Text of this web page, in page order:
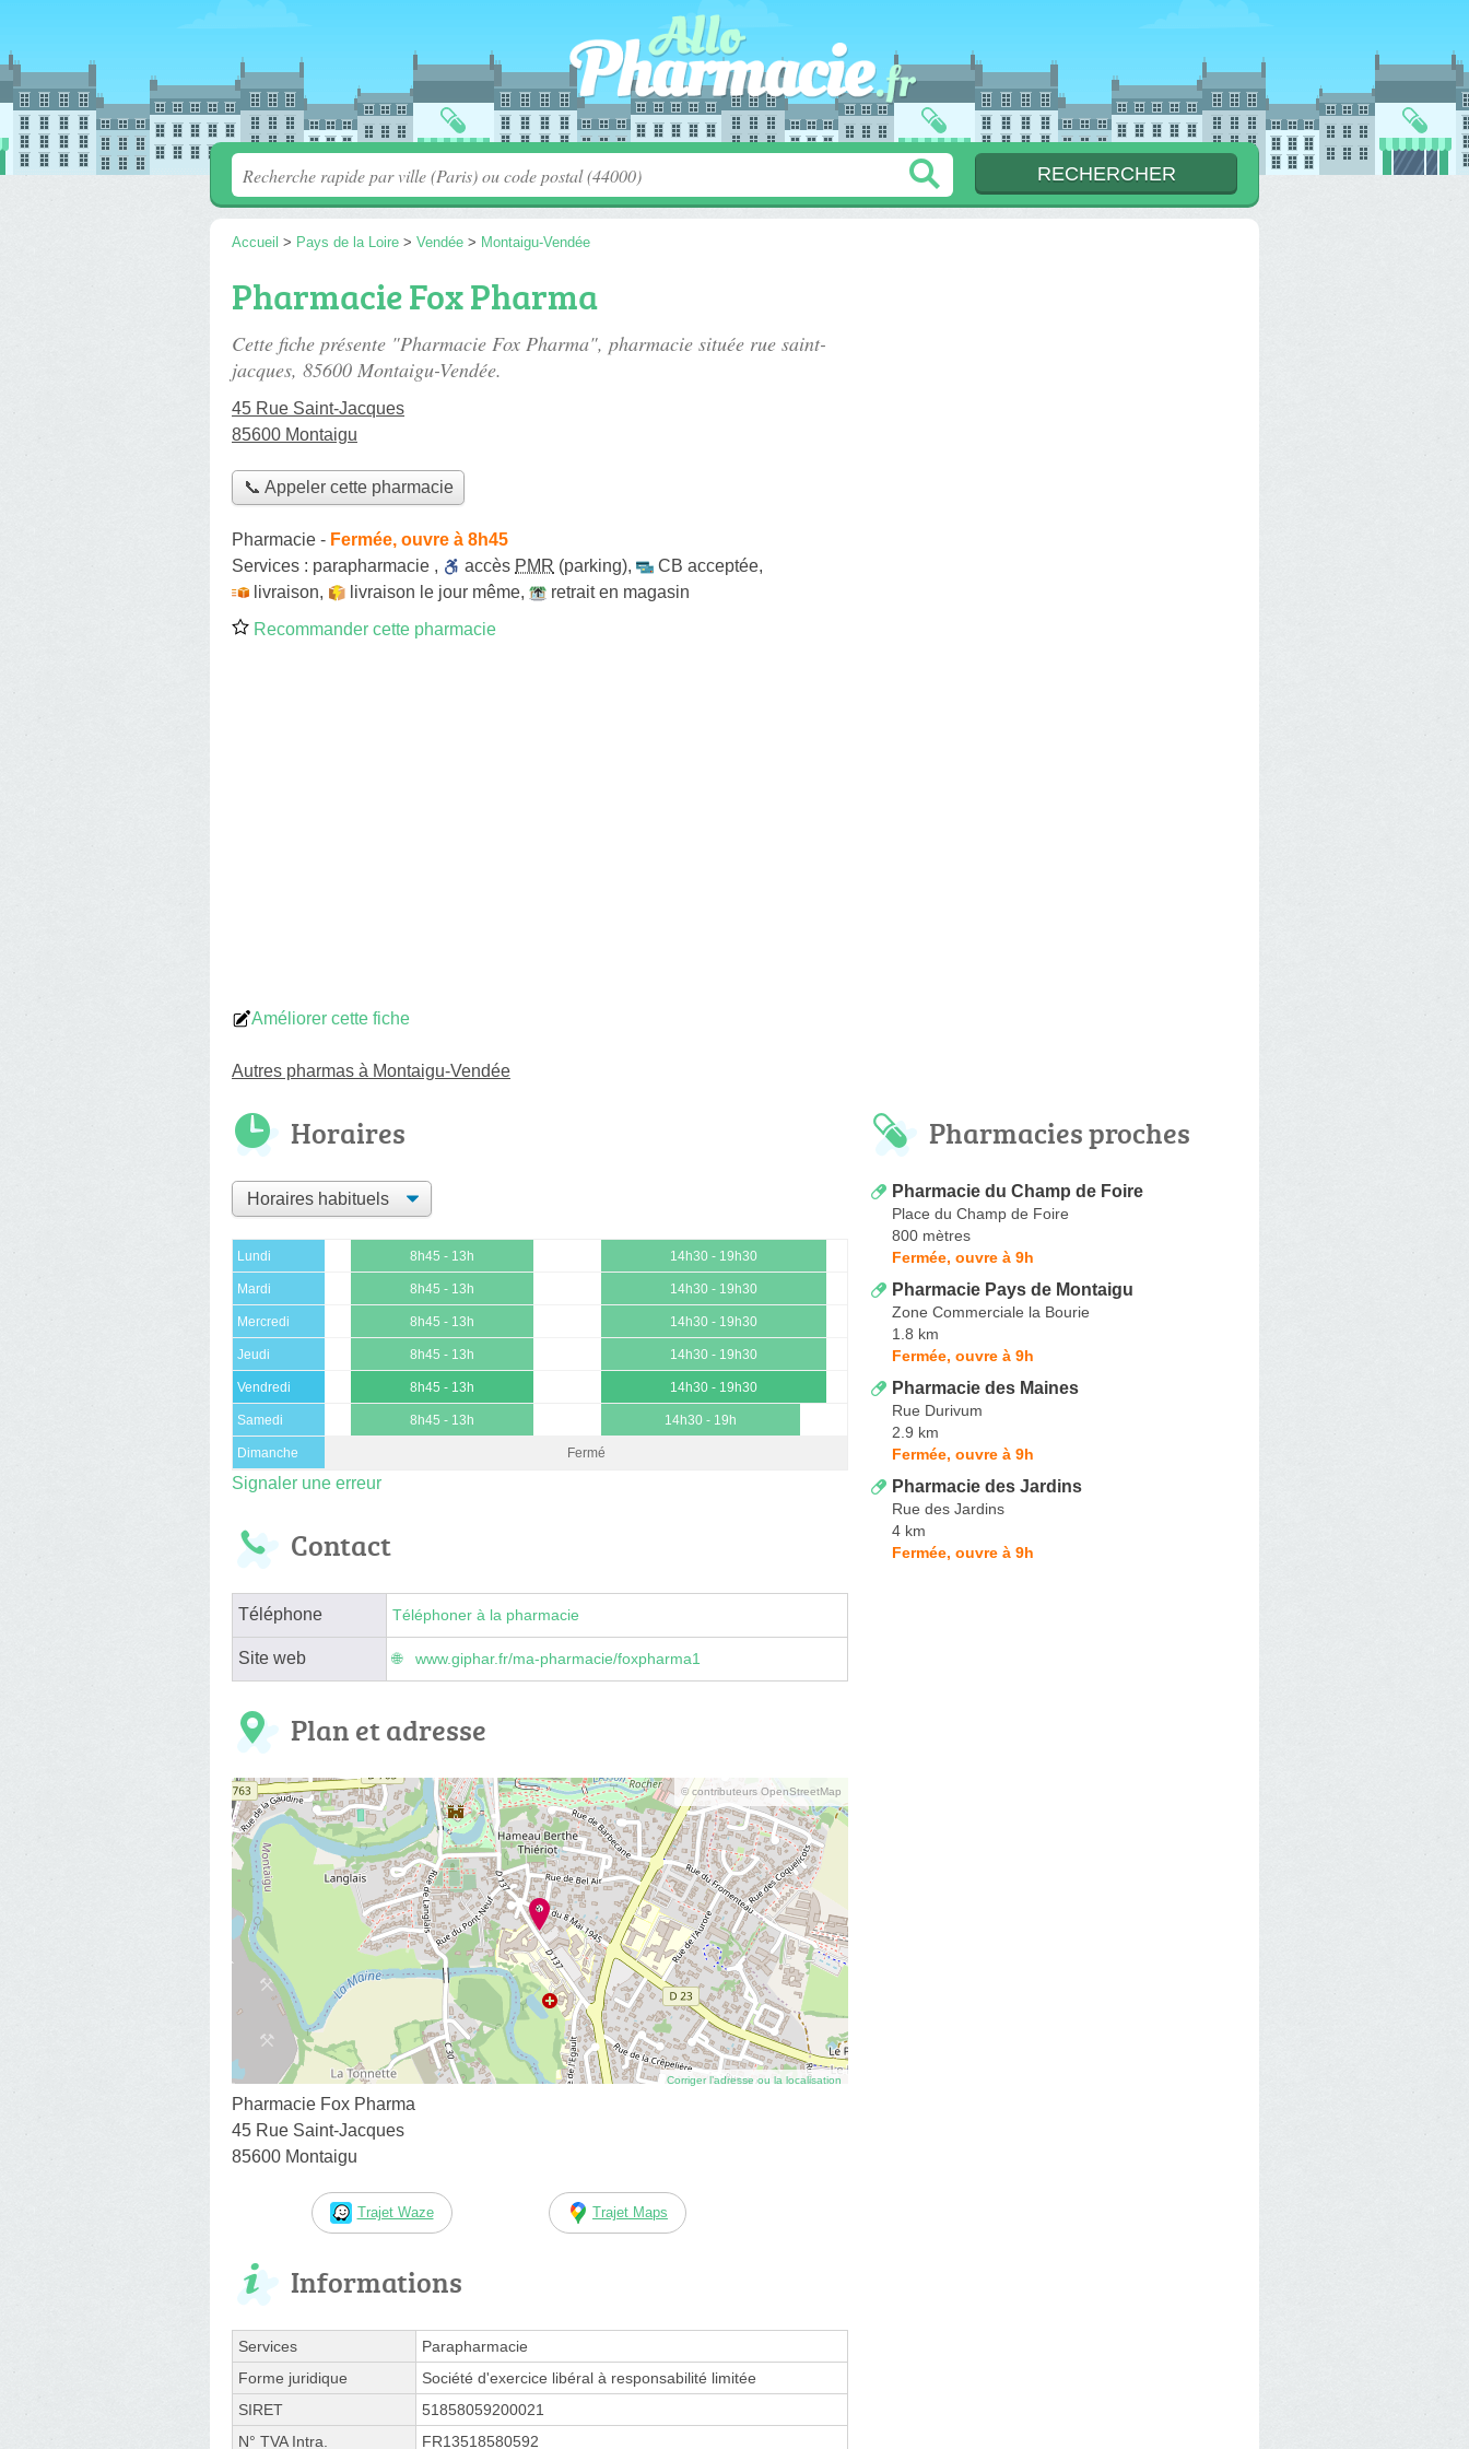
Accueil > Pays de la Loire > Vendée > Montaigu-Vendée
Pharmacie Fox Pharma
Cette fiche présente "Pharmacie Fox Pharma", pharmacie située rue saint-
jacques, 85600 Montaigu-Vendée.
45 Rue Saint-Jacques
85600 Montaigu
📞 Appeler cette pharmacie
Pharmacie - Fermée, ouvre à 8h45
Services : parapharmacie , accès PMR (parking), CB acceptée,
livraison, livraison le jour même,
retrait en magasin
Recommander cette pharmacie
Améliorer cette fiche
Autres pharmas à Montaigu-Vendée
Horaires
Lundi 8h45 - 13h 14h30 - 19h30
Mardi 8h45 - 13h 14h30 - 19h30
Mercredi 8h45 - 13h 14h30 - 19h30
Jeudi 8h45 - 13h 14h30 - 19h30
Vendredi 8h45 - 13h 14h30 - 19h30
Samedi 8h45 - 13h 14h30 - 19h
Dimanche Fermé
Signaler une erreur
Contact
Téléphone Téléphoner à la pharmacie
Site web www.giphar.fr/ma-pharmacie/foxpharma1
Plan et adresse
© contributeurs OpenStreetMap
Corriger l’adresse ou la localisation
Pharmacie Fox Pharma
45 Rue Saint-Jacques
85600 Montaigu
Trajet Waze Trajet Maps
Informations
Services
Parapharmacie
Forme juridique
Société d'exercice libéral à responsabilité limitée
SIRET
51858059200021
N° TVA Intra.
FR13518580592
Pharmacies proches
Pharmacie du Champ de Foire
Place du Champ de Foire
800 mètres
Fermée, ouvre à 9h
Pharmacie Pays de Montaigu
Zone Commerciale la Bourie
1.8 km
Fermée, ouvre à 9h
Pharmacie des Maines
Rue Durivum
2.9 km
Fermée, ouvre à 9h
Pharmacie des Jardins
Rue des Jardins
4 km
Fermée, ouvre à 9h